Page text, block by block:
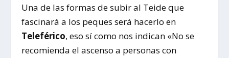
Una de las formas de subir al Teide que
fascinará a los peques será hacerlo en
Teleférico, eso sí como nos indican «No se
recomienda el ascenso a personas con